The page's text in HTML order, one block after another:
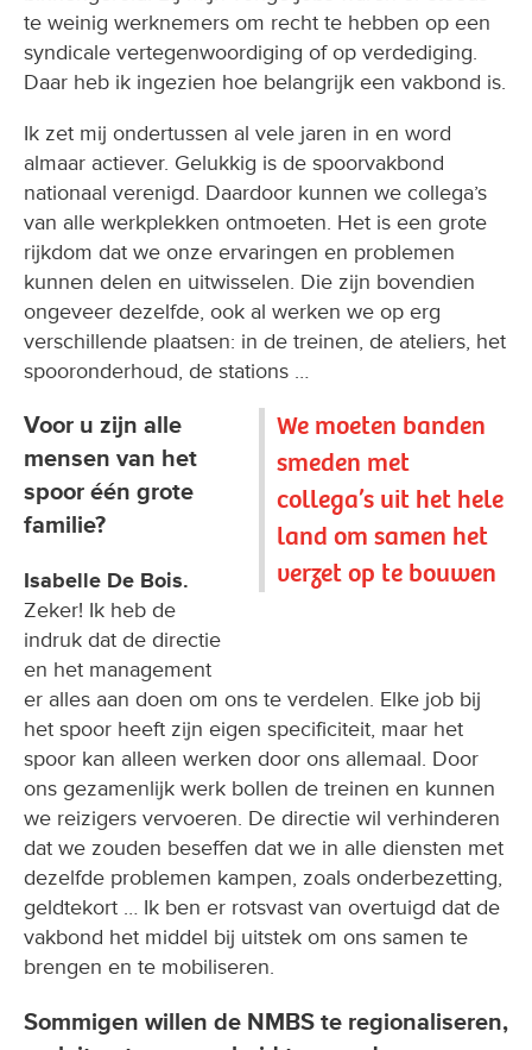
te weinig werknemers om recht te hebben op een
syndicale vertegenwoordiging of op verdediging.
Daar heb ik ingezien hoe belangrijk een vakbond is.
Ik zet mij ondertussen al vele jaren in en word
almaar actiever. Gelukkig is de spoorvakbond
nationaal verenigd. Daardoor kunnen we collega’s
van alle werkplekken ontmoeten. Het is een grote
rijkdom dat we onze ervaringen en problemen
kunnen delen en uitwisselen. Die zijn bovendien
ongeveer dezelfde, ook al werken we op erg
verschillende plaatsen: in de treinen, de ateliers, het
spooronderhoud, de stations …
We moeten banden
smeden met
collega’s uit het hele
land om samen het
verzet op te bouwen
Voor u zijn alle
mensen van het
spoor één grote
familie?
Isabelle De Bois.
Zeker! Ik heb de
indruk dat de directie
en het management
er alles aan doen om ons te verdelen. Elke job bij
het spoor heeft zijn eigen specificiteit, maar het
spoor kan alleen werken door ons allemaal. Door
ons gezamenlijk werk bollen de treinen en kunnen
we reizigers vervoeren. De directie wil verhinderen
dat we zouden beseffen dat we in alle diensten met
dezelfde problemen kampen, zoals onderbezetting,
geldtekort … Ik ben er rotsvast van overtuigd dat de
vakbond het middel bij uitstek om ons samen te
brengen en te mobiliseren.
Sommigen willen de NMBS te regionaliseren,